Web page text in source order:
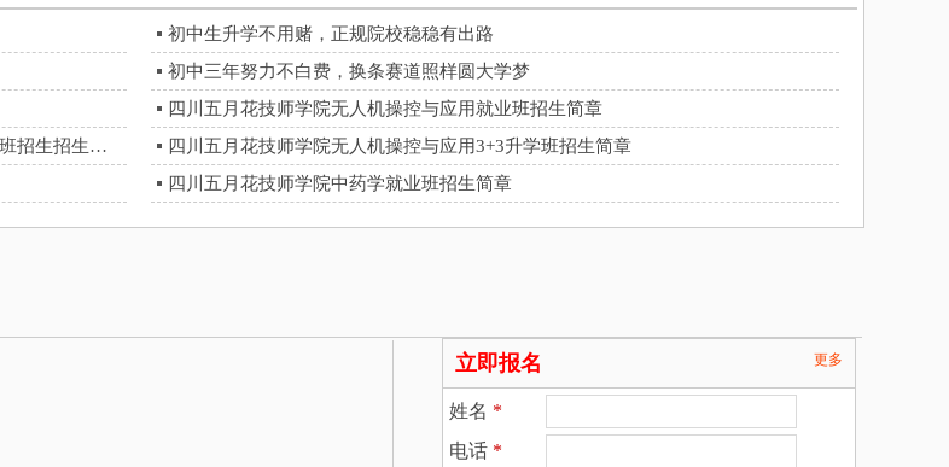
初中生升学不用赌，正规院校稳稳有出路
初中三年努力不白费，换条赛道照样圆大学梦
四川五月花技师学院无人机操控与应用就业班招生简章
四川五月花技师学院无人机操控与应用五年一贯制（五年贯通）大专班招生招生简章
四川五月花技师学院无人机操控与应用3+3升学班招生简章
四川五月花技师学院中药学就业班招生简章
立即报名 更多
姓名 *
电话 *